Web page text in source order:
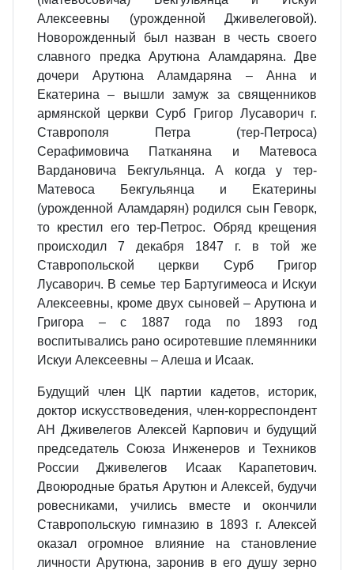
Алексеевны (урожденной Дживелеговой).
Новорожденный был назван в честь своего
славного предка Арутюна Аламдаряна. Две
дочери Арутюна Аламдаряна – Анна и
Екатерина – вышли замуж за священников
армянской церкви Сурб Григор Лусаворич г.
Ставрополя Петра (тер-Петроса)
Серафимовича Патканяна и Матевоса
Вардановича Бекгульянца. А когда у тер-
Матевоса Бекгульянца и Екатерины
(урожденной Аламдарян) родился сын Геворк,
то крестил его тер-Петрос. Обряд крещения
происходил 7 декабря 1847 г. в той же
Ставропольской церкви Сурб Григор
Лусаворич. В семье тер Бартугимеоса и Искуи
Алексеевны, кроме двух сыновей – Арутюна и
Григора – с 1887 года по 1893 год
воспитывались рано осиротевшие племянники
Искуи Алексеевны – Алеша и Исаак.
Будущий член ЦК партии кадетов, историк,
доктор искусствоведения, член-корреспондент
АН Дживелегов Алексей Карпович и будущий
председатель Союза Инженеров и Техников
России Дживелегов Исаак Карапетович.
Двоюродные братья Арутюн и Алексей, будучи
ровесниками, учились вместе и окончили
Ставропольскую гимназию в 1893 г. Алексей
оказал огромное влияние на становление
личности Арутюна, заронив в его душу зерно